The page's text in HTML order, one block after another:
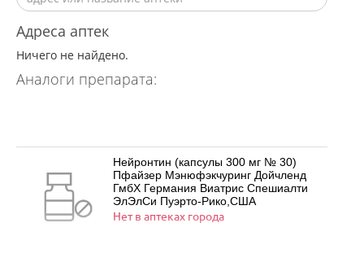
Адреса аптек
Ничего не найдено.
Аналоги препарата:
Нейронтин (капсулы 300 мг № 30)
Пфайзер Мэнюфэкчуринг Дойчленд
ГмбХ Германия Виатрис Спешиалти
ЭлЭлСи Пуэрто-Рико,США
Нет в аптеках города